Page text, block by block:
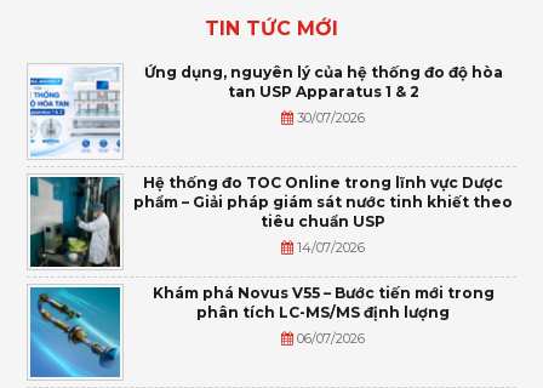
TIN TỨC MỚI
Ứng dụng, nguyên lý của hệ thống đo độ hòa
tan USP Apparatus 1 & 2
30/07/2026
Hệ thống đo TOC Online trong lĩnh vực Dược
phẩm – Giải pháp giám sát nước tinh khiết theo
tiêu chuẩn USP
14/07/2026
Khám phá Novus V55 – Bước tiến mới trong
phân tích LC-MS/MS định lượng
06/07/2026